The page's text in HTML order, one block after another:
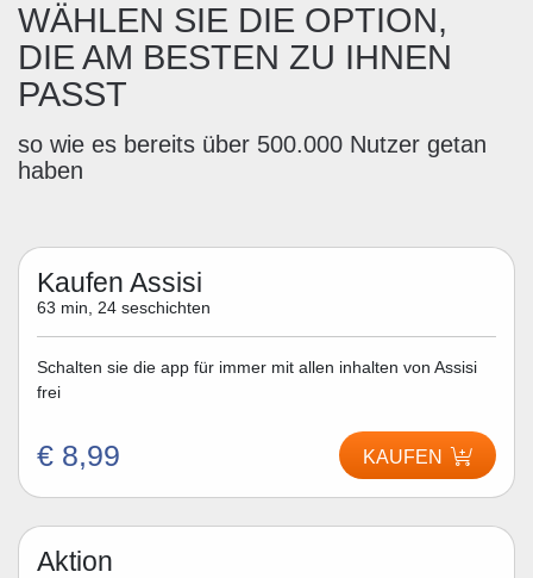
WÄHLEN SIE DIE OPTION,
DIE AM BESTEN ZU IHNEN
PASST
so wie es bereits über 500.000 Nutzer getan
haben
Kaufen Assisi
63 min, 24 seschichten
Schalten sie die app für immer mit allen inhalten von Assisi
frei
€ 8,99 KAUFEN
Aktion